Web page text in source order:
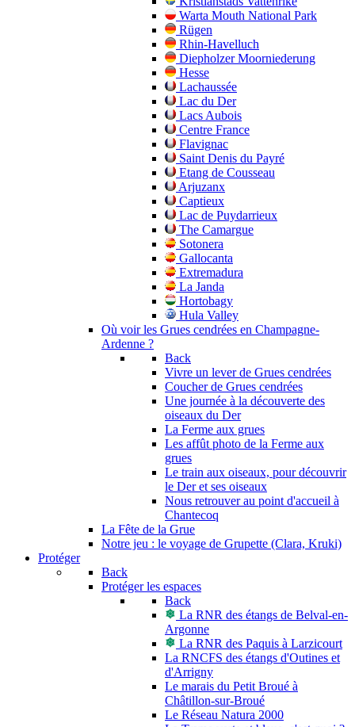
Warta Mouth National Park
Rügen
Rhin-Havelluch
Diepholzer Moorniederung
Hesse
Lachaussée
Lac du Der
Lacs Aubois
Centre France
Flavignac
Saint Denis du Payré
Etang de Cousseau
Arjuzanx
Captieux
Lac de Puydarrieux
The Camargue
Sotonera
Gallocanta
Extremadura
La Janda
Hortobagy
Hula Valley
Où voir les Grues cendrées en Champagne-
Ardenne ?
Back
Vivre un lever de Grues cendrées
Coucher de Grues cendrées
Une journée à la découverte des
oiseaux du Der
La Ferme aux grues
Les affût photo de la Ferme aux
grues
Le train aux oiseaux, pour découvrir
le Der et ses oiseaux
Nous retrouver au point d'accueil à
Chantecoq
La Fête de la Grue
Notre jeu : le voyage de Grupette (Clara, Kruki)
Protéger
Back
Protéger les espaces
Back
La RNR des étangs de Belval-en-
Argonne
La RNR des Paquis à Larzicourt
La RNCFS des étangs d'Outines et
d'Arrigny
Le marais du Petit Broué à
Châtillon-sur-Broué
Le Réseau Natura 2000